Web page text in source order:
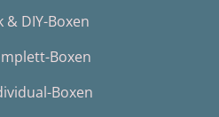
& DIY-Boxen
Boxen
Boxen